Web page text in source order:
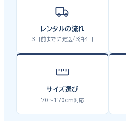
レンタルの流れ
3日前までに発送/3泊4日
サイズ選び
70〜170cm対応